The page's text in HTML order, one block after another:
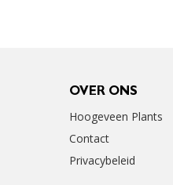
OVER ONS
Hoogeveen Plants
Contact
Privacybeleid